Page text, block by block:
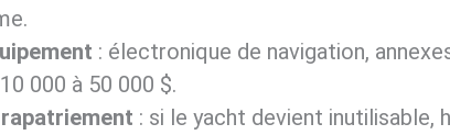
: électronique de navigation,
000 à 50 000 $.
: si le yacht devient inutilisable,